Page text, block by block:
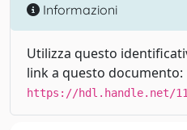
Informazioni
Utilizza questo
link a questo documento:
https://hdl.handle.net/